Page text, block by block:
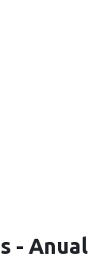
- Anual